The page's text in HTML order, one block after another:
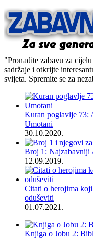
"Pronađite zabavu za
sadržaje i otkrijte
svijeta. Spremite se za
Kuran poglavlje 73:
Umotani
30.10.2020.
Broj 1: Najzabavniji
12.09.2019.
Citati o herojima
oduševiti
01.07.2021.
Knjiga o Jobu 2: